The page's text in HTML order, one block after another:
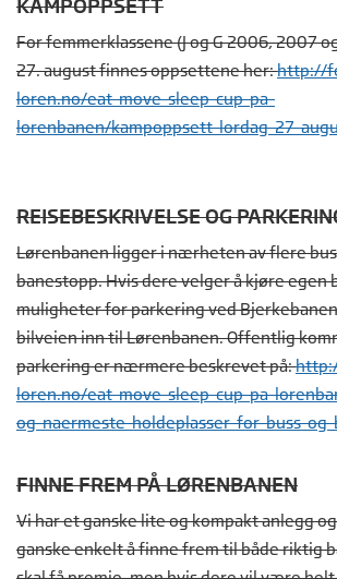
KAMPOPPSETT
For femmerklassene (J og G 2006, 2007
27. august finnes oppsettene her:http://
loren.no/eat-move-sleep-cup-pa-
lorenbanen/kampoppsett-lordag-27-
REISEBESKRIVELSE OG
Lørenbanen ligger i nærheten av flere
banestopp. Hvis dere velger å kjøre
muligheter for parkering ved
bilveien inn til Lørenbanen. Offentlig
parkering er nærmere beskrevet på:
loren.no/eat-move-sleep-cup-pa-
og-naermeste-holdeplasser-for-buss-
FINNE FREM PÅ LØRENBANEN
Vi har et ganske lite og kompakt anlegg
ganske enkelt å finne frem til både riktig